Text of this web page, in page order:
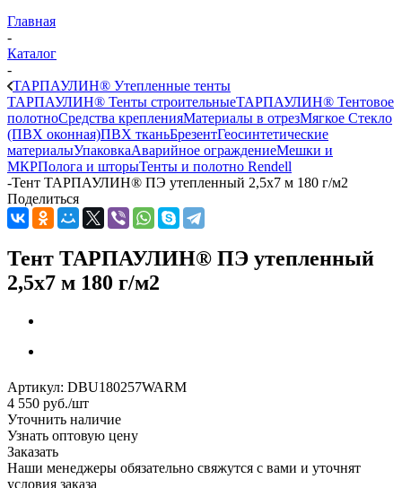
Главная
-
Каталог
-
ТАРПАУЛИН® Утепленные тенты
ТАРПАУЛИН® Тенты строительныеТАРПАУЛИН® Тентовое
полотноСредства крепленияМатериалы в отрезМягкое Стекло
(ПВХ оконная)ПВХ тканьБрезентГеосинтетические
материалыУпаковкаАварийное ограждениеМешки и
МКРПолога и шторыТенты и полотно Rendell
-Тент ТАРПАУЛИН® ПЭ утепленный 2,5х7 м 180 г/м2
Поделиться
Тент ТАРПАУЛИН® ПЭ утепленный
2,5х7 м 180 г/м2
Артикул: DBU180257WARM
4 550 руб./шт
Уточнить наличие
Узнать оптовую цену
Заказать
Наши менеджеры обязательно свяжутся с вами и уточнят
условия заказа